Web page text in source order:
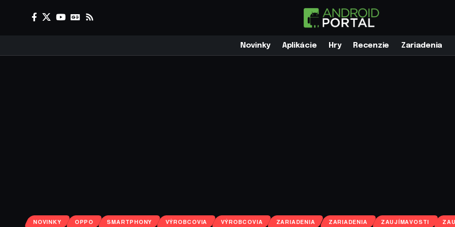
Novinky Aplikácie Hry Recenzie Zariadenia
NOVINKY OPPO SMARTPHONY VÝROBCOVIA VÝROBCOVIA ZARIADENIA ZARIADENIA ZAUJÍMAVOSTI